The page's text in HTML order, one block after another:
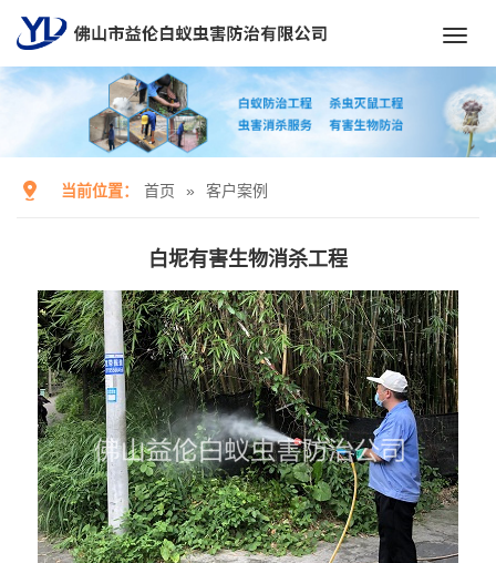
当前位置： 首页 » 客户案例
白坭有害生物消杀工程